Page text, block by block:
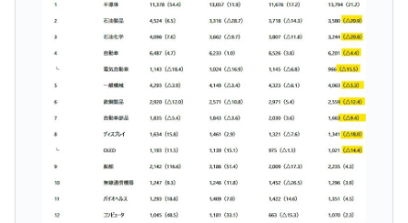
Fact1 今話題の「楽天ライオンズ」とは？
Fact1 奇跡の毛色「白毛馬」とは？
Fact1
全て勝つといくら？ 競馬GI競走で勝利騎手がもら
える賞金とは？
Fact1 平成仮面ライダーの意外すぎるモチーフとは？
Fact1
発表から2日で大崩壊、鳴かず飛ばずに終わりそう
なスーパーリーグとは？
Fact1
日本人マスターズ挑戦の歴史。松山以前に最高位